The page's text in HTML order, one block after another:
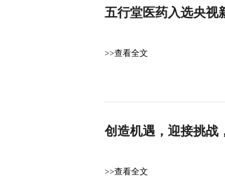
五行堂医药入选央视
>>查看全文
创造机遇，迎接挑战
>>查看全文